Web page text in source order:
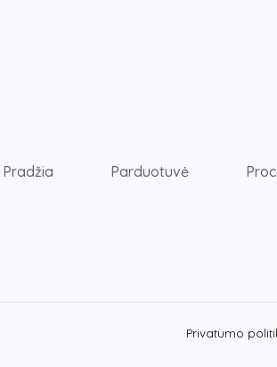
Pradžia Parduotuvė
Privatumo